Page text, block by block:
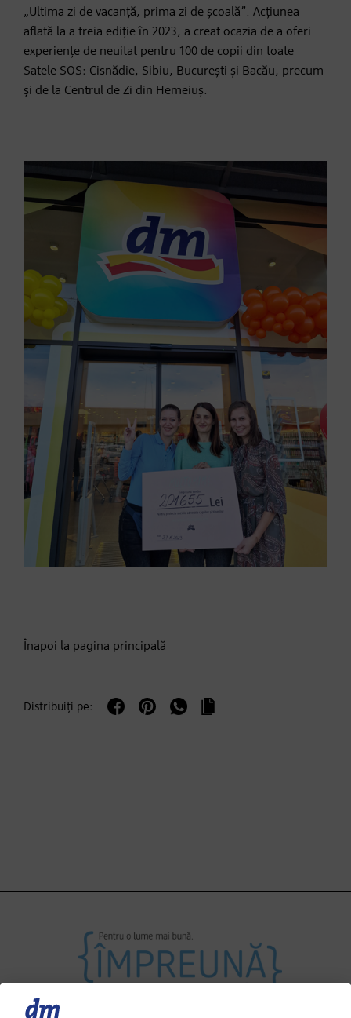
„Ultima zi de vacanță, prima zi de școală”. Acțiunea
aflată la a treia ediție în 2023, a creat ocazia de a oferi
experiențe de neuitat pentru 100 de copii din toate
Satele SOS: Cisnădie, Sibiu, București și Bacău, precum
și de la Centrul de Zi din Hemeiuș.
Înapoi la pagina principală
Distribuiți pe: